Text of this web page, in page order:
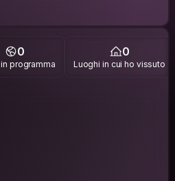
0
programma
0
Luoghi in cui ho vissuto